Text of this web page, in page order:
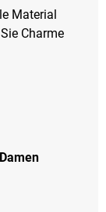
Material
Charme